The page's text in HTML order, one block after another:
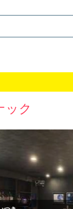
ック